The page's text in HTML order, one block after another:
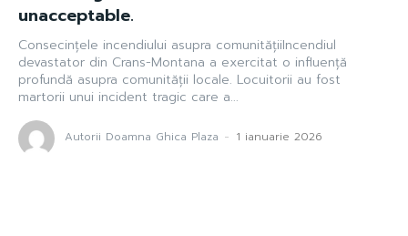
unacceptable.
Consecințele incendiului asupra comunitățiiIncendiul
devastator din Crans-Montana a exercitat o influență
profundă asupra comunității locale. Locuitorii au fost
martorii unui incident tragic care a...
Autorii Doamna Ghica Plaza - 1 ianuarie 2026